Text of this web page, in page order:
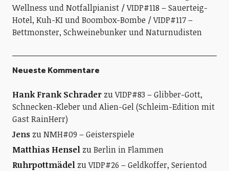
Wellness und Notfallpianist
VIDP#118 – Sauerteig-
Hotel, Kuh-KI und Boombox-Bombe
VIDP#117 –
Bettmonster, Schweinebunker und Naturnudisten
Neueste Kommentare
Hank Frank SchraderzuVIDP#83 – Glibber-Gott,
Schnecken-Kleber und Alien-Gel (Schleim-Edition mit
Gast RainHerr)
JenszuNMH#09 – Geisterspiele
Matthias HenselzuBerlin in Flammen
RuhrpottmädelzuVIDP#26 – Geldkoffer, Serientod